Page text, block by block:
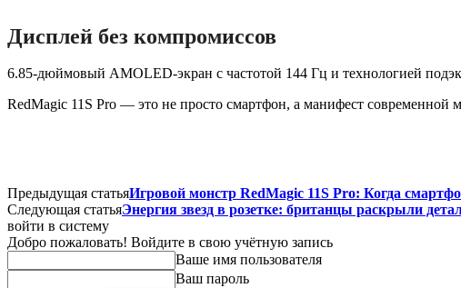
Дисплей без компромиссов
6.85-дюймовый AMOLED-экран с частотой 144 Гц и технологией
RedMagic 11S Pro — это не просто смартфон, а манифест
Предыдущая статьяИгровой монстр RedMagic 11S Pro: Когда
Следующая статьяЭнергия звезд в розетке: британцы раскрыли
войти в систему
Добро пожаловать! Войдите в свою учётную запись
Ваше имя пользователя
Ваш пароль